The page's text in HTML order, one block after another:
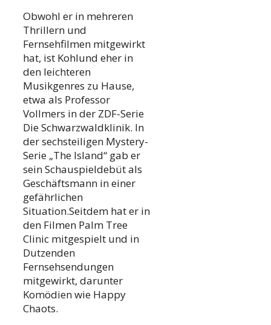
Obwohl er in mehreren
Thrillern und
Fernsehfilmen mitgewirkt
hat, ist Kohlund eher in
den leichteren
Musikgenres zu Hause,
etwa als Professor
Vollmers in der ZDF-Serie
Die Schwarzwaldklinik. In
der sechsteiligen Mystery-
Serie „The Island“ gab er
sein Schauspieldebüt als
Geschäftsmann in einer
gefährlichen
Situation.Seitdem hat er in
den Filmen Palm Tree
Clinic mitgespielt und in
Dutzenden
Fernsehsendungen
mitgewirkt, darunter
Komödien wie Happy
Chaots.